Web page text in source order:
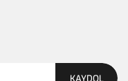
KAYDOL